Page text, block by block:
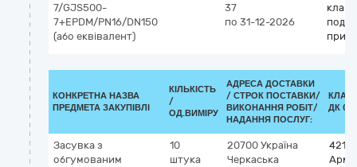
7/GJS500-
7+EPDM/PN16/DN150
(або еквівалент)
37
по 31-12-2026
КОНКРЕТНА НАЗВА
ПРЕДМЕТА ЗАКУПІВЛІ
КІЛЬКІСТЬ
/
ОД.ВИМІРУ
АДРЕСА ДОСТАВКИ
/ СТРОК ПОСТАВКИ/
ВИКОНАННЯ РОБІТ/
НАДАННЯ ПОСЛУГ:
ДК
Засувка з
обгумованим
10
штука
20700 Україна
Черкаська